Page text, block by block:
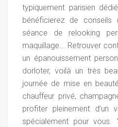
typiquement parisien
bénéficierez de conseils
séance de relooking
maquillage... Retrouver
un épanouissement
dorloter, voilà un très
journée de mise en
chauffeur privé,
profiter pleinement d’un
spécialement pour vous.